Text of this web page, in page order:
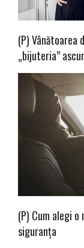
(P) Vânătoarea
„bijuteria”
(P) Cum alegi
siguranța